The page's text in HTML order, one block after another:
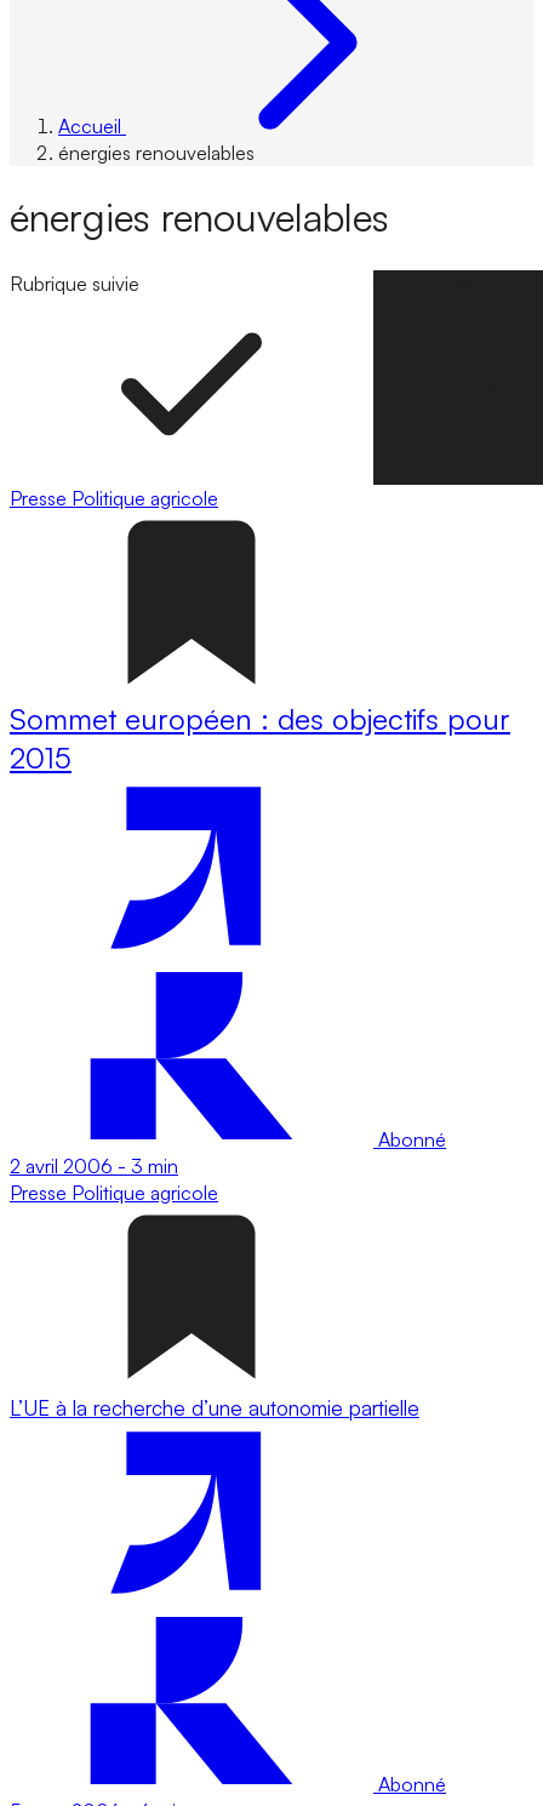
Accueil
énergies renouvelables
énergies renouvelables
Rubrique suivie
Presse Politique agricole
Sommet européen : des objectifs pour
2015
Abonné
2 avril 2006 - 3 min
Presse Politique agricole
L’UE à la recherche d’une autonomie partielle
Abonné